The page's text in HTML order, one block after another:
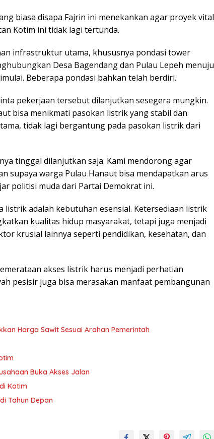
biasa disapa Fajrin ini menekankan agar proyek vital
Kotim ini tidak lagi tertunda.
infrastruktur utama, khususnya pondasi tower
Desa Bagendang dan Pulau Lepeh menuju
Beberapa pondasi bahkan telah berdiri.
pekerjaan tersebut dilanjutkan sesegera mungkin.
bisa menikmati pasokan listrik yang stabil dan
tidak lagi bergantung pada pasokan listrik dari
tinggal dilanjutkan saja. Kami mendorong agar
supaya warga Pulau Hanaut bisa mendapatkan arus
politisi muda dari Partai Demokrat ini.
listrik adalah kebutuhan esensial. Ketersediaan listrik
kualitas hidup masyarakat, tetapi juga menjadi
krusial lainnya seperti pendidikan, kesehatan, dan
akses listrik harus menjadi perhatian
pesisir juga bisa merasakan manfaat pembangunan
Harga Sawit Sesuai Arahan Pemerintah
Buka Akses Jalan
Kotim
Tahun Depan